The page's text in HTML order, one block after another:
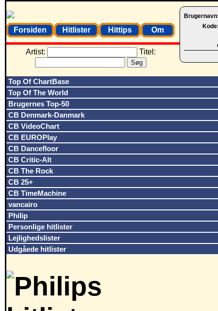
Forsiden Hitlister Hittips Om
Artist: Titel:
Top Of ChartBase
Top Of The World
Brugernes Top-50
CB Denmark-Danmark
CB VideoChart
CB EUROPlay
CB Dancefloor
CB Critic-Alt
CB The Rock
CB 25+
CB TimeMachine
vancairo
Philip
Personlige hitlister
Lejlighedslister
Udgåede hitlister